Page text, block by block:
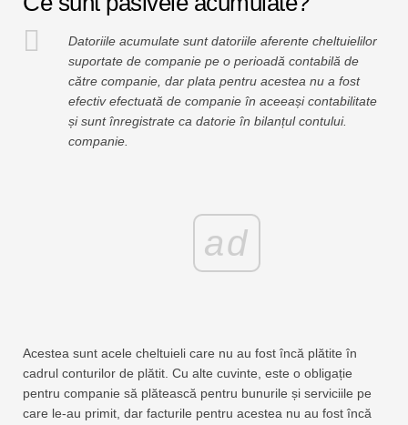
Tutoriale de modelare financiară
Formular complet
Tutoriale de gestionare a riscurilor
Datoriile acumulate sunt datoriile aferente cheltuielilor
suportate de companie pe o perioadă contabilă de
către companie, dar plata pentru acestea nu a fost
efectiv efectuată de companie în aceeași contabilitate
și sunt înregistrate ca datorie în bilanțul contului.
companie.
ad
Acestea sunt acele cheltuieli care nu au fost încă plătite în
cadrul conturilor de plătit. Cu alte cuvinte, este o obligație
pentru companie să plătească pentru bunurile și serviciile pe
care le-au primit, dar facturile pentru acestea nu au fost încă